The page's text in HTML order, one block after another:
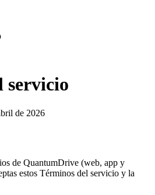
servicio
de 2026
de QuantumDrive (web, app y
estos Términos del servicio y la